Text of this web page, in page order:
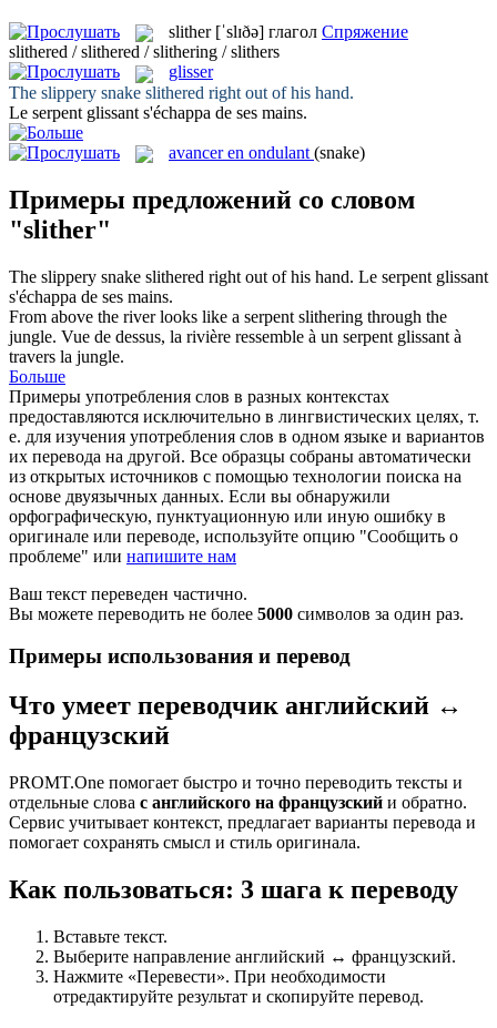
slither [ˈslɪðə] глагол Спряжение
slithered / slithered / slithering / slithers
glisser
The slippery snake slithered right out of his hand.
Le serpent glissant s'échappa de ses mains.
avancer en ondulant (snake)
Примеры предложений со словом
"slither"
The slippery snake slithered right out of his hand. Le serpent glissant
s'échappa de ses mains.
From above the river looks like a serpent slithering through the
jungle. Vue de dessus, la rivière ressemble à un serpent glissant à
travers la jungle.
Больше
Примеры употребления слов в разных контекстах
предоставляются исключительно в лингвистических целях, т.
е. для изучения употребления слов в одном языке и вариантов
их перевода на другой. Все образцы собраны автоматически
из открытых источников с помощью технологии поиска на
основе двуязычных данных. Если вы обнаружили
орфографическую, пунктуационную или иную ошибку в
оригинале или переводе, используйте опцию "Сообщить о
проблеме" или напишите нам
Ваш текст переведен частично.
Вы можете переводить не более 5000 символов за один раз.
Примеры использования и перевод
Что умеет переводчик английский ↔
французский
PROMT.One помогает быстро и точно переводить тексты и
отдельные слова с английского на французский и обратно.
Сервис учитывает контекст, предлагает варианты перевода и
помогает сохранять смысл и стиль оригинала.
Как пользоваться: 3 шага к переводу
Вставьте текст.
Выберите направление английский ↔ французский.
Нажмите «Перевести». При необходимости
отредактируйте результат и скопируйте перевод.